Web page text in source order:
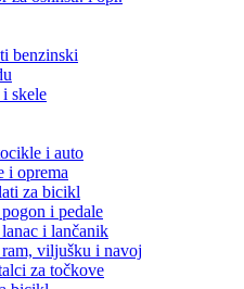
benzinski
skele
i auto
i oprema
za bicikl
i pedale
i lančanik
viljušku i navoj
za točkove